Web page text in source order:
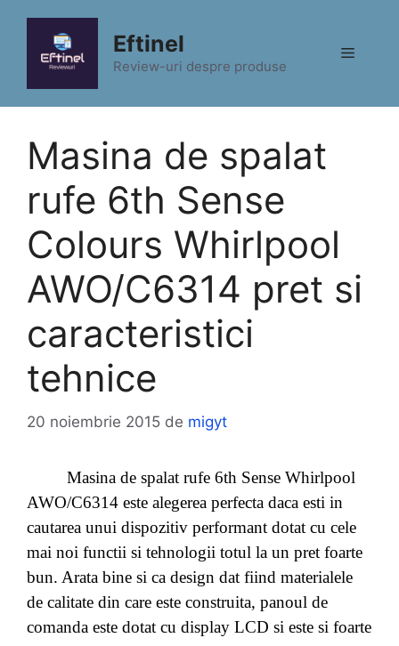
conținut
Eftinel
Review-uri despre produse
Meniu
Masina de spalat
rufe 6th Sense
Colours Whirlpool
AWO/C6314 pret si
caracteristici
tehnice
20 noiembrie 2015 de migyt
Masina de spalat rufe 6th Sense Whirlpool
AWO/C6314 este alegerea perfecta daca esti in
cautarea unui dispozitiv performant dotat cu cele
mai noi functii si tehnologii totul la un pret foarte
bun. Arata bine si ca design dat fiind materialele
de calitate din care este construita, panoul de
comanda este dotat cu display LCD si este si foarte